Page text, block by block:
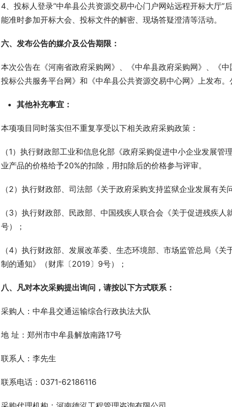
4、投标人登录“中牟县公共资源交易中心门户网站远程开标大厅”
能准时参加开标大会、投标文件的解密、现场答疑澄清等活动。
六、发布公告的媒介及公告期限：
本次公告在《河南省政府采购网》、《中牟县政府采购网》、《
投标公共服务平台网》和《中牟县公共资源交易中心网》上发布。
其他补充事宜：
本项项目同时落实但不重复享受以下相关政府采购政策：
（1）执行财政部工业和信息化部《政府采购促进中小企业发展
业产品的价格给予20%的扣除，用扣除后的价格参与评审。
（2）执行财政部、司法部《关于政府采购支持监狱企业发展有
（3）执行财政部、民政部、中国残疾人联合会《关于促进残疾
号）；
（4）执行财政部、发展改革委、生态环境部、市场监管总局《
制的通知》（财库〔2019〕9号）；
八、凡对本次采购提出询问，请按以下方式联系：
采购人：中牟县交通运输综合行政执法大队
地 址：郑州市中牟县解放南路17号
联系人：李先生
联系电话：0371-62186116